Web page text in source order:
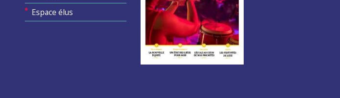
Espace élus